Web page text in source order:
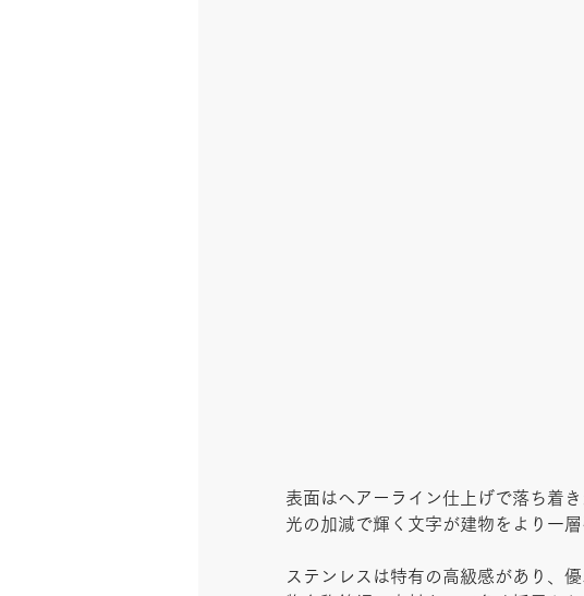
表面はヘアーライン仕上げで落ち着
光の加減で輝く文字が建物をより一層
ステンレスは特有の高級感があり、